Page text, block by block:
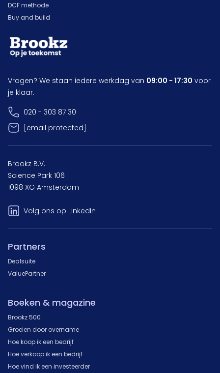
DCF methode
Buy and build
Vragen? We staan iedere werkdag van 09:00 - 17:30 voor
je klaar.
020 - 303 87 30
[email protected]
Brookz B.V.
Science Park 106
1098 XG Amsterdam
Volg ons op LinkedIn
Partners
Dealsuite
ValuePartner
Boeken & magazine
Brookz 500
Groeien door overname
Hoe koop ik een bedrijf
Hoe verkoop ik een bedrijf
Hoe vind ik een investeerder